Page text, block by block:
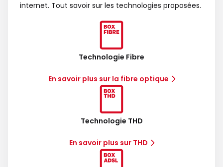
internet. Tout savoir sur les technologies proposées.
Technologie Fibre
En savoir plus sur la fibre optique
Technologie THD
En savoir plus sur THD